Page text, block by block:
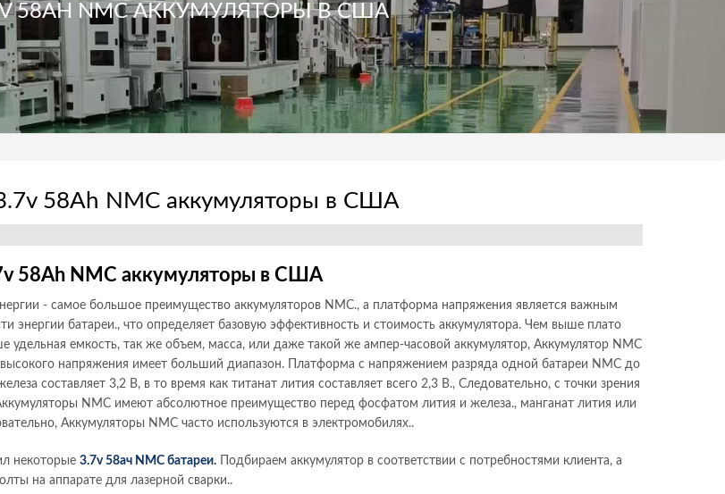
58AH NMC АККУМУЛЯТОРЫ В США
58Ah NMC аккумуляторы в США
58Ah NMC аккумуляторы в США
- самое большое преимущество аккумуляторов NMC., а платформа напряжения является важным
энергии батареи., что определяет базовую эффективность и стоимость аккумулятора. Чем выше плато
удельная емкость, так же объем, масса, или даже такой же ампер-часовой аккумулятор, Аккумулятор NMC
напряжения имеет больший диапазон. Платформа с напряжением разряда одной батареи NMC до
составляет 3,2 В, в то время как титанат лития составляет всего 2,3 В., Следовательно, с точки зрения
NMC имеют абсолютное преимущество перед фосфатом лития и железа., манганат лития или
Аккумуляторы NMC часто используются в электромобилях..
некоторые 3.7v 58ач NMC батареи.Подбираем аккумулятор в соответствии с потребностями клиента, а
на аппарате для лазерной сварки..